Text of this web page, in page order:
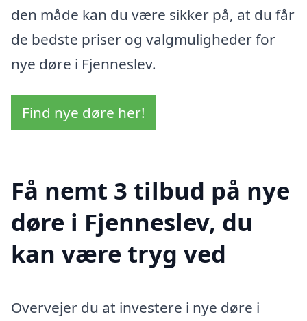
den måde kan du være sikker på, at du får
de bedste priser og valgmuligheder for
nye døre i Fjenneslev.
Find nye døre her!
Få nemt 3 tilbud på nye
døre i Fjenneslev, du
kan være tryg ved
Overvejer du at investere i nye døre i